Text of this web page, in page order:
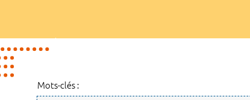
Mots-clés :